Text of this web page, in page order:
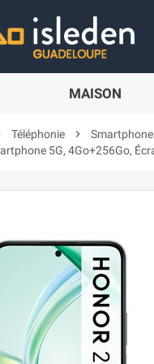
MAISON
Téléphonie chevron_right
5G, 4Go+256Go,